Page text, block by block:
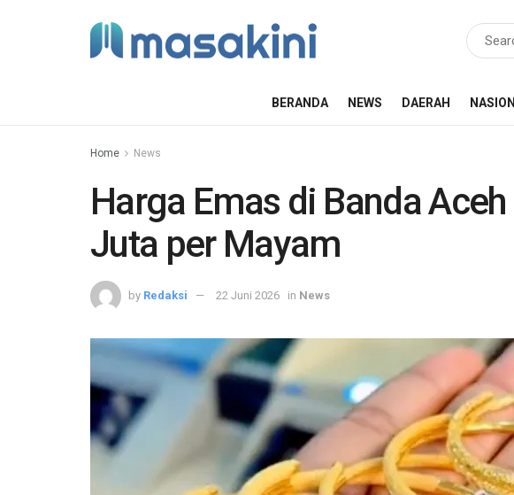
BERANDA NEWS DAERAH
Home News
Harga Emas di Banda
Juta per Mayam
by Redaksi 22 Juni 2026 in News